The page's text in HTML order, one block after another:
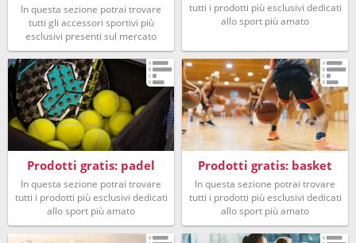
In questa sezione potrai trovare
tutti gli accessori sportivi più
esclusivi presenti sul mercato
tutti i prodotti più esclusivi dedicati
allo sport più amato
Prodotti gratis: padel
In questa sezione potrai trovare
tutti i prodotti più esclusivi dedicati
allo sport più amato
Prodotti gratis: basket
In questa sezione potrai trovare
tutti i prodotti più esclusivi dedicati
allo sport più amato